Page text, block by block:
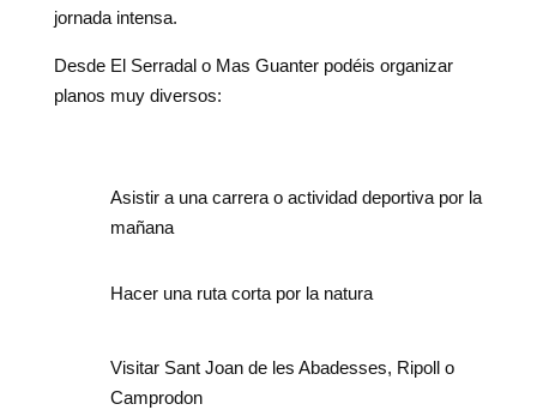
jornada intensa.
Desde El Serradal o Mas Guanter podéis organizar
planos muy diversos:
Asistir a una carrera o actividad deportiva por la
mañana
Hacer una ruta corta por la natura
Visitar Sant Joan de les Abadesses, Ripoll o
Camprodon